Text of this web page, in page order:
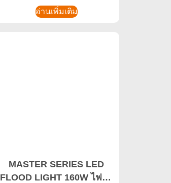
ไฟ LED High Bay อัจฉริยะ
อ่านเพิ่มเติม
MASTER SERIES LED
FLOOD LIGHT 160W ไฟน้ํา